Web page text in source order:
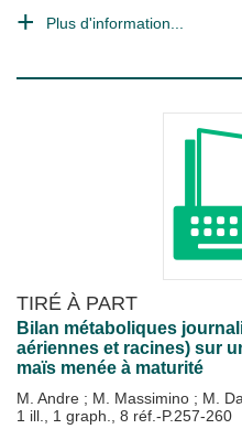
Plus d'information...
TIRÉ À PART
Bilan métaboliques
aériennes et racines) sur
maïs menée à maturité
M. Andre ; M. Massimino ; M.
1 ill., 1 graph., 8 réf.-P.257-260